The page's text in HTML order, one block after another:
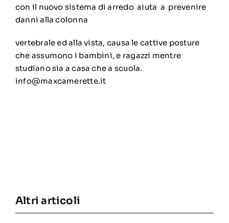
con il nuovo sistema di arredo aiuta a prevenire
danni alla colonna
vertebrale ed alla vista, causa le cattive posture
che assumono i bambini, e ragazzi mentre
studiano sia a casa che a scuola.
info@maxcamerette.it
Altri articoli